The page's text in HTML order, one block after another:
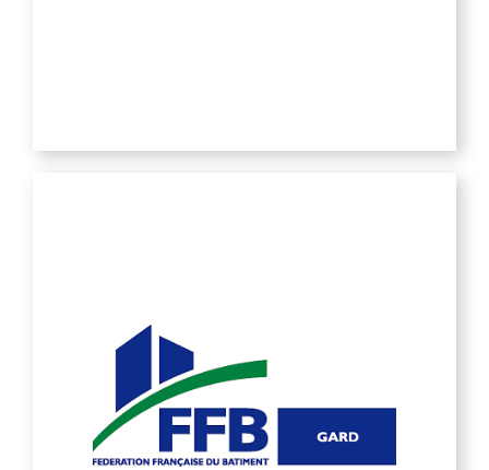
La Fédération Française du Bâtiment, c'est d'abord
un réseau de proximité constitué de Fédérations et
Chambres syndicales qui aux niveaux
départemental, régional et national défendent les
intérêts de toutes les entreprises du bâtiment
auprès des élus et responsables politiques.
Les fédérations départementales sont également
les partenaires de l'entrepreneur du bâtiment au